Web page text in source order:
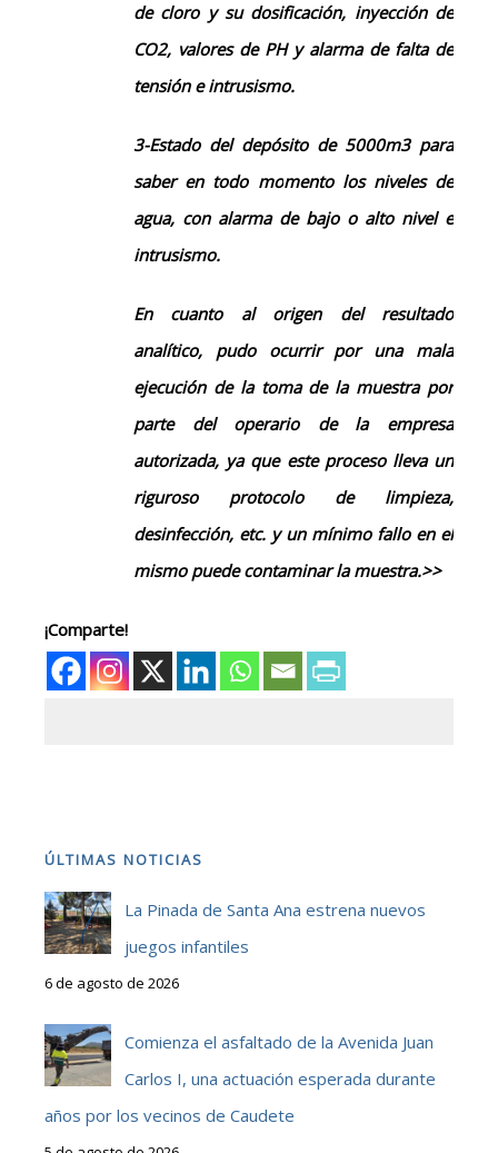
de cloro y su dosificación, inyección de
CO2, valores de PH y alarma de falta de
tensión e intrusismo.
3-Estado del depósito de 5000m3 para
saber en todo momento los niveles de
agua, con alarma de bajo o alto nivel e
intrusismo.
En cuanto al origen del resultado
analítico, pudo ocurrir por una mala
ejecución de la toma de la muestra por
parte del operario de la empresa
autorizada, ya que este proceso lleva un
riguroso protocolo de limpieza,
desinfección, etc. y un mínimo fallo en el
mismo puede contaminar la muestra.>>
¡Comparte!
ÚLTIMAS NOTICIAS
La Pinada de Santa Ana estrena nuevos
juegos infantiles
6 de agosto de 2026
Comienza el asfaltado de la Avenida Juan
Carlos I, una actuación esperada durante
años por los vecinos de Caudete